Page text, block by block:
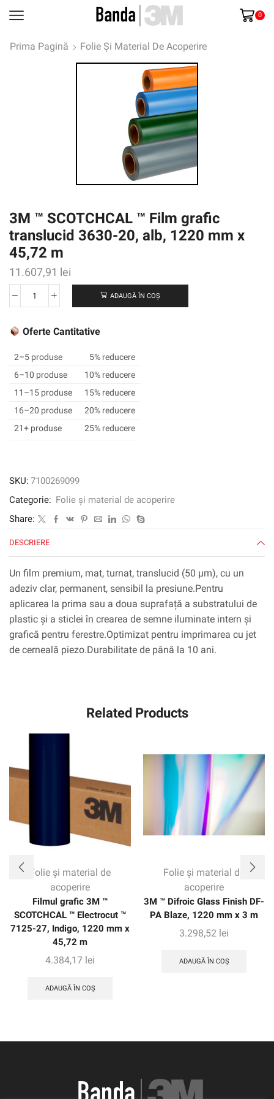
0
Prima Pagină Folie Și Material De Acoperire
3M ™ SCOTCHCAL ™ Film grafic
translucid 3630-20, alb, 1220 mm x
45,72 m
11.607,91 lei
Cantitate
™
™
Film
grafic
translucid
3630-
x
m
ADAUGĂ ÎN COȘ
Oferte Cantitative
2–5 produse
5% reducere
6–10 produse
10% reducere
11–15 produse
15% reducere
16–20 produse
20% reducere
21+ produse
25% reducere
SKU: 7100269099
Categorie: Folie și material de acoperire
Share:
DESCRIERE
Un film premium, mat, turnat, translucid (50 µm), cu un
adeziv clar, permanent, sensibil la presiune.Pentru
aplicarea la prima sau a doua suprafață a substratului de
plastic și a sticlei în crearea de semne iluminate intern și
grafică pentru ferestre.Optimizat pentru imprimarea cu jet
de cerneală piezo.Durabilitate de până la 10 ani.
Related Products
Folie și material de
acoperire
Filmul grafic 3M ™
SCOTCHCAL ™ Electrocut ™
7125-27, Indigo, 1220 mm x
45,72 m
4.384,17 lei
ADAUGĂ ÎN COȘ
Folie și material de
acoperire
3M ™ Difroic Glass Finish DF-
PA Blaze, 1220 mm x 3 m
3.298,52 lei
ADAUGĂ ÎN COȘ